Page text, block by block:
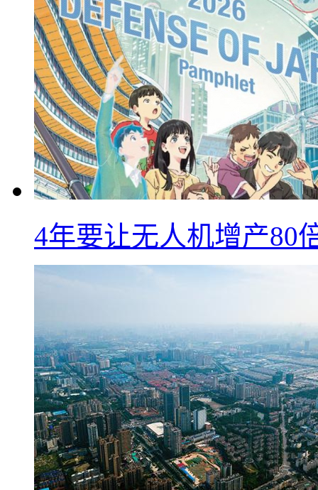
4年要让无人机增产80